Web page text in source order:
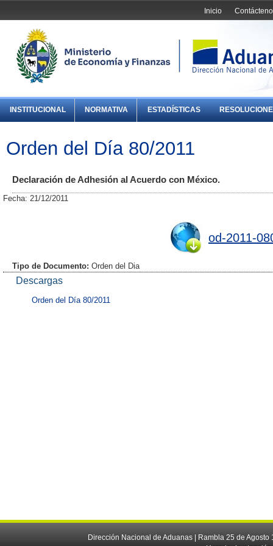
Inicio
INSTITUCIONAL NORMATIVA ESTADÍSTICAS
Orden del Día 80/2011
Declaración de Adhesión al Acuerdo con México.
Fecha: 21/12/2011
od-2011-
Tipo de Documento: Orden del Dia
Descargas
Orden del Día 80/2011
Dirección Nacional de Aduanas | Rambla 25 de